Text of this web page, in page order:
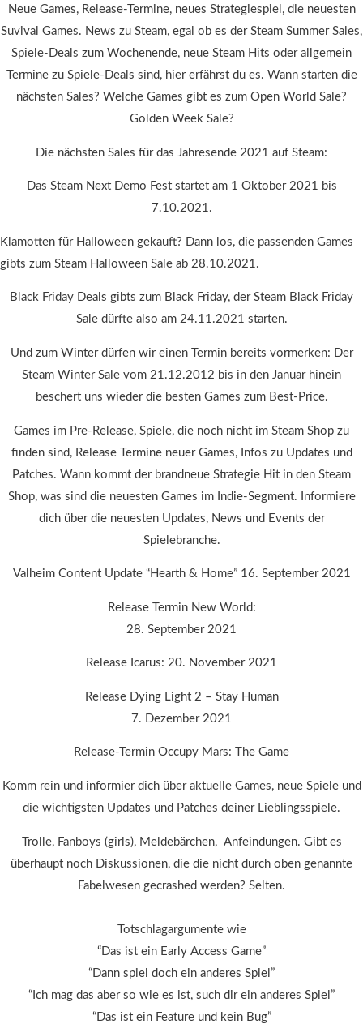
Neue Games, Release-Termine, neues Strategiespiel, die neuesten
Suvival Games. News zu Steam, egal ob es der Steam Summer Sales,
Spiele-Deals zum Wochenende, neue Steam Hits oder allgemein
Termine zu Spiele-Deals sind, hier erfährst du es. Wann starten die
nächsten Sales? Welche Games gibt es zum Open World Sale?
Golden Week Sale?
Die nächsten Sales für das Jahresende 2021 auf Steam:
Das Steam Next Demo Fest startet am 1 Oktober 2021 bis
7.10.2021.
Klamotten für Halloween gekauft? Dann los, die passenden Games
gibts zum Steam Halloween Sale ab 28.10.2021.
Black Friday Deals gibts zum Black Friday, der Steam Black Friday
Sale dürfte also am 24.11.2021 starten.
Und zum Winter dürfen wir einen Termin bereits vormerken: Der
Steam Winter Sale vom 21.12.2012 bis in den Januar hinein
beschert uns wieder die besten Games zum Best-Price.
Games im Pre-Release, Spiele, die noch nicht im Steam Shop zu
finden sind, Release Termine neuer Games, Infos zu Updates und
Patches. Wann kommt der brandneue Strategie Hit in den Steam
Shop, was sind die neuesten Games im Indie-Segment. Informiere
dich über die neuesten Updates, News und Events der
Spielebranche.
Valheim Content Update “Hearth & Home” 16. September 2021
Release Termin New World:
28. September 2021
Release Icarus: 20. November 2021
Release Dying Light 2 – Stay Human
7. Dezember 2021
Release-Termin Occupy Mars: The Game
Komm rein und informier dich über aktuelle Games, neue Spiele und
die wichtigsten Updates und Patches deiner Lieblingsspiele.
Trolle, Fanboys (girls), Meldebärchen, Anfeindungen. Gibt es
überhaupt noch Diskussionen, die die nicht durch oben genannte
Fabelwesen gecrashed werden? Selten.
Totschlagargumente wie
“Das ist ein Early Access Game”
“Dann spiel doch ein anderes Spiel”
“Ich mag das aber so wie es ist, such dir ein anderes Spiel”
“Das ist ein Feature und kein Bug”